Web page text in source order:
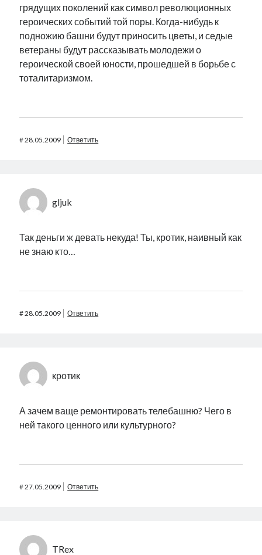
грядущих поколений как символ революционных
героических событий той поры. Когда-нибудь к
подножию башни будут приносить цветы, и седые
ветераны будут рассказывать молодежи о
героической своей юности, прошедшей в борьбе с
тоталитаризмом.
#28.05.2009 Ответить
gljuk
Так деньги ж девать некуда! Ты, кротик, наивный как
не знаю кто…
#28.05.2009 Ответить
кротик
А зачем ваще ремонтировать телебашню? Чего в
ней такого ценного или культурного?
#27.05.2009 Ответить
TRex